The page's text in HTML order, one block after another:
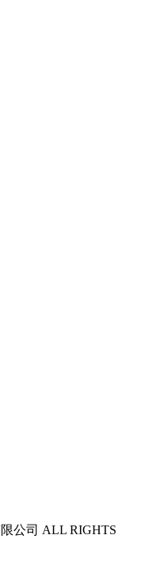
公司 ALL RIGHTS